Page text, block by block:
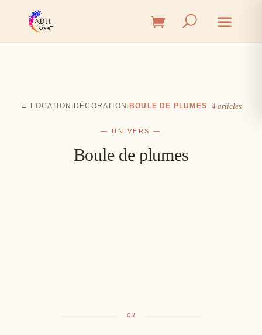
← LOCATION ›DÉCORATION ›BOULE DE PLUMES 4 articles
— UNIVERS —
Boule de plumes
ou